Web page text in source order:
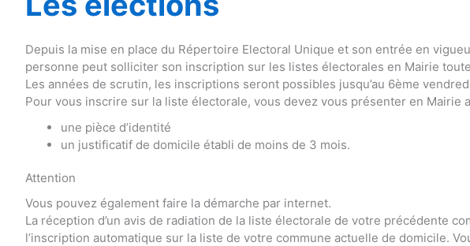
Depuis la mise en place du Répertoire Electoral Unique et son entrée en
personne peut solliciter son inscription sur les listes électorales en Mairie toute
Les années de scrutin, les inscriptions seront possibles jusqu’au 6ème
Pour vous inscrire sur la liste électorale, vous devez vous présenter en Mairie
une pièce d’identité
un justificatif de domicile établi de moins de 3 mois.
Attention
Vous pouvez également faire la démarche par internet.
La réception d’un avis de radiation de la liste électorale de votre précédente
l’inscription automatique sur la liste de votre commune actuelle de domicile.